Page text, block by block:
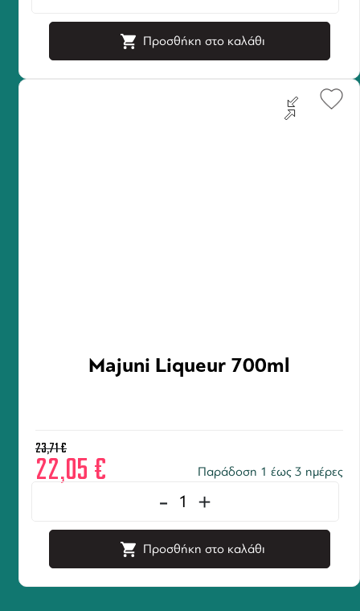
Προσθήκη στο καλάθι
Majuni Liqueur 700ml
23,71€
22,05 € Παράδοση 1 έως 3 ημέρες
- +
Προσθήκη στο καλάθι